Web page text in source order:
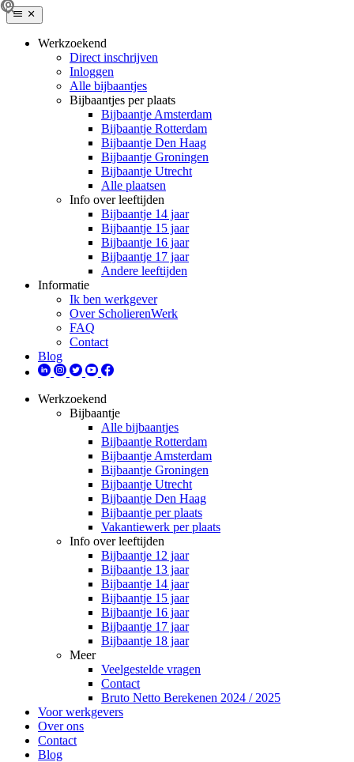
Werkzoekend
Direct inschrijven
Inloggen
Alle bijbaantjes
Bijbaantjes per plaats
Bijbaantje Amsterdam
Bijbaantje Rotterdam
Bijbaantje Den Haag
Bijbaantje Groningen
Bijbaantje Utrecht
Alle plaatsen
Info over leeftijden
Bijbaantje 14 jaar
Bijbaantje 15 jaar
Bijbaantje 16 jaar
Bijbaantje 17 jaar
Andere leeftijden
Informatie
Ik ben werkgever
Over ScholierenWerk
FAQ
Contact
Blog
Werkzoekend
Bijbaantje
Alle bijbaantjes
Bijbaantje Rotterdam
Bijbaantje Amsterdam
Bijbaantje Groningen
Bijbaantje Utrecht
Bijbaantje Den Haag
Bijbaantje per plaats
Vakantiewerk per plaats
Info over leeftijden
Bijbaantje 12 jaar
Bijbaantje 13 jaar
Bijbaantje 14 jaar
Bijbaantje 15 jaar
Bijbaantje 16 jaar
Bijbaantje 17 jaar
Bijbaantje 18 jaar
Meer
Veelgestelde vragen
Contact
Bruto Netto Berekenen 2024 / 2025
Voor werkgevers
Over ons
Contact
Blog